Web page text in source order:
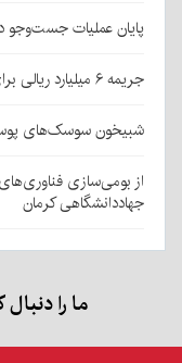
پایان عملیات جست‌وجو در جیرفت؛
جریمه ۶ میلیارد ریالی برای قاچاقچی نارنگی پاکستانی در بافت
شبیخون سوسک‌های
از بومی‌سازی
جهاددانشگاهی کرمان
ما را